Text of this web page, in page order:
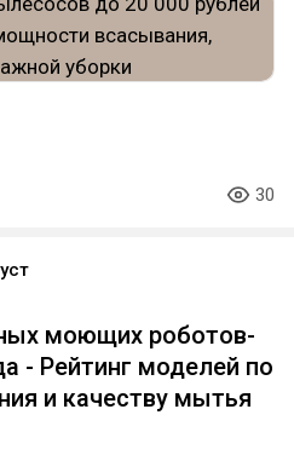
30
моющих роботов-
- Рейтинг моделей по
и качеству мытья